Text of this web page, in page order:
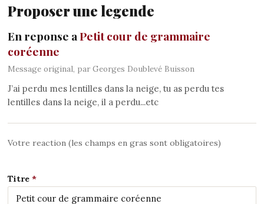
Proposer une legende
En reponse aPetit cour de grammaire
coréenne
Message original, par Georges Doublevé Buisson
J’ai perdu mes lentilles dans la neige, tu as perdu tes
lentilles dans la neige, il a perdu...etc
Votre reaction (les champs en gras sont obligatoires)
Titre